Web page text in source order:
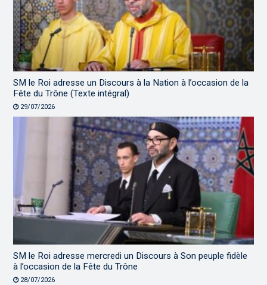
SM le Roi adresse un Discours à la Nation à l’occasion de la
Fête du Trône (Texte intégral)
29/07/2026
SM le Roi adresse mercredi un Discours à Son peuple fidèle
à l’occasion de la Fête du Trône
28/07/2026